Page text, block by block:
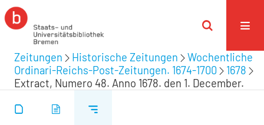
Zeitungen Historische Zeitungen
Wochentliche
Ordinari-Reichs-Post-Zeitungen. 1674-1700
1678
Extract, Numero 48. Anno 1678. den 1. December.